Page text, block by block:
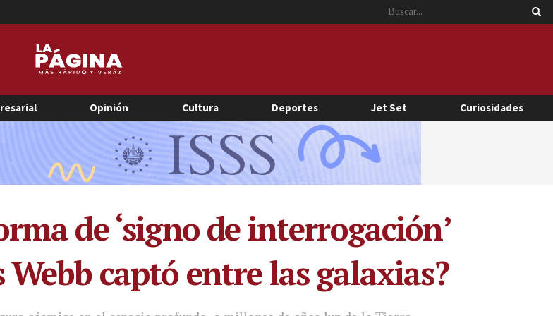
Opinión Cultura Deportes Jet Set Curiosidades
de ‘signo de interrogación’
Webb captó entre las galaxias?